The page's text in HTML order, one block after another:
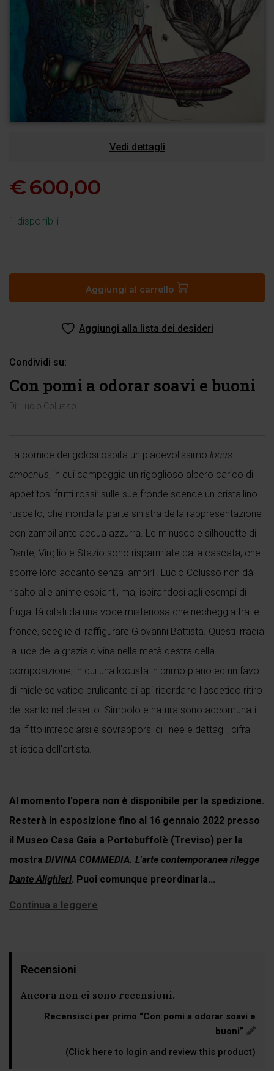
Vedi dettagli
€600,00
1 disponibili
odorar
quantità
Aggiungi al carrello
Aggiungi alla lista dei desideri
Condividi su:
Con pomi a odorar soavi e buoni
Di: Lucio Colusso
La cornice dei golosi ospita un piacevolissimo locus
amoenus, in cui campeggia un rigoglioso albero carico di
appetitosi frutti rossi: sulle sue fronde scende un cristallino
ruscello, che inonda la parte sinistra della rappresentazione
con zampillante acqua azzurra. Le minuscole silhouette di
Dante, Virgilio e Stazio sono risparmiate dalla cascata, che
scorre loro accanto senza lambirli. Lucio Colusso non dà
risalto alle anime espianti, ma, ispirandosi agli esempi di
frugalità citati da una voce misteriosa che riecheggia tra le
fronde, sceglie di raffigurare Giovanni Battista. Questi irradia
la luce della grazia divina nella metà destra della
composizione, in cui una locusta in primo piano ed un favo
di miele selvatico brulicante di api ricordano l’ascetico ritiro
del santo nel deserto. Simbolo e natura sono accomunati
dal fitto intrecciarsi e sovrapporsi di linee e dettagli, cifra
stilistica dell’artista.
Al momento l'opera non è disponibile per la spedizione.
Resterà in esposizione fino al 16 gennaio 2022 presso
il Museo Casa Gaia a Portobuffolè (Treviso) per la
mostra DIVINA COMMEDIA. L'arte contemporanea rilegge
Dante Alighieri. Puoi comunque preordinarla...
Continua a leggere
Recensioni
Ancora non ci sono recensioni.
Recensisci per primo “Con pomi a odorar soavi e
buoni”
(Click here to login and review this product)